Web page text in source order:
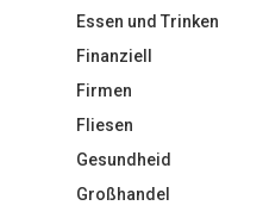
Essen und Trinken
Finanziell
Firmen
Fliesen
Gesundheid
Großhandel